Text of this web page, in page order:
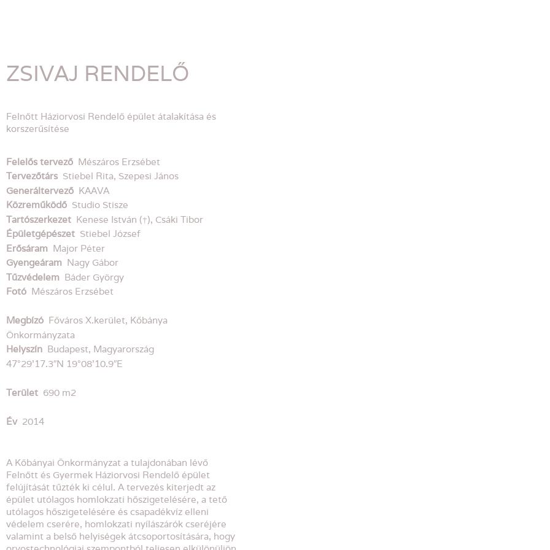
ZSIVAJ RENDELŐ
Felnőtt Háziorvosi Rendelő épület átalakítása és
korszerűsítése
Felelős tervező Mészáros Erzsébet
Tervezőtárs Stiebel Rita, Szepesi János
Generáltervező KAAVA
Közreműködő Studio Stisze
Tartószerkezet Kenese István (†), Csáki Tibor
Épületgépészet Stiebel József
Erősáram Major Péter
Gyengeáram Nagy Gábor
Tűzvédelem Báder György
Fotó Mészáros Erzsébet
Megbízó Főváros X.kerület, Kőbánya
Önkormányzata
Helyszín Budapest, Magyarország
47°29’17.3″N 19°08’10.9″E
Terület 690 m2
Év 2014
A Kőbányai Önkormányzat a tulajdonában lévő
Felnőtt és Gyermek Háziorvosi Rendelő épület
felújítását tűzték ki célul. A tervezés kiterjedt az
épület utólagos homlokzati hőszigetelésére, a tető
utólagos hőszigetelésére és csapadékvíz elleni
védelem cserére, homlokzati nyílászárók cseréjére
valamint a belső helyiségek átcsoportosítására, hogy